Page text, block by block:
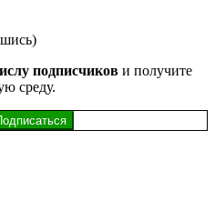
подписчиков и получите
среду.